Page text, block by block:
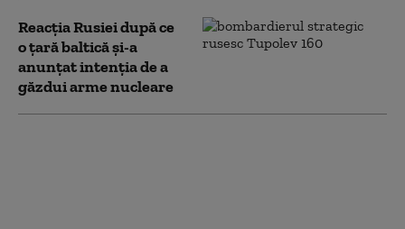
Reacția Rusiei după ce
o țară baltică și-a
anunțat intenția de a
găzdui arme nucleare